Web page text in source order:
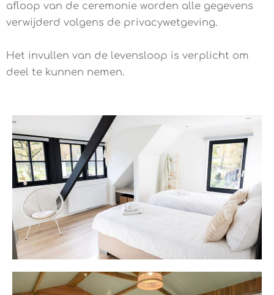
afloop van de ceremonie worden alle gegevens
verwijderd volgens de privacywetgeving.
Het invullen van de levensloop is verplicht om
deel te kunnen nemen.